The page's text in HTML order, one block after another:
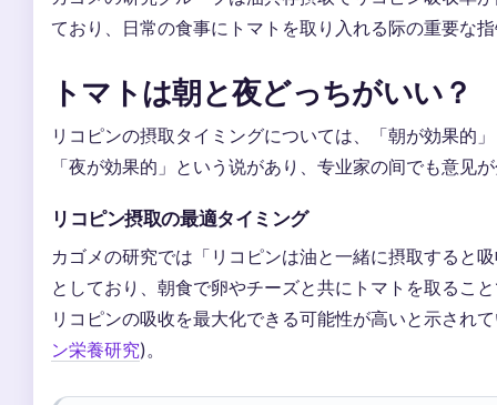
ており、日常の食事にトマトを取り入れる际の重要な
トマトは朝と夜どっちがいい？
リコピンの摂取タイミングについては、「朝が効果的
「夜が効果的」という说があり、专业家の间でも意见
リコピン摂取の最適タイミング
カゴメの研究では「リコピンは油と一緒に摂取すると
としており、朝食で卵やチーズと共にトマトを取るこ
リコピンの吸收を最大化できる可能性が高いと示され
ン栄養研究)。